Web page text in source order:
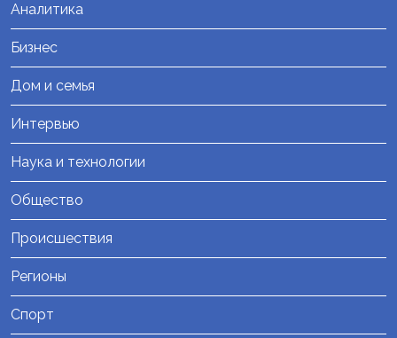
Аналитика
Бизнес
Дом и семья
Интервью
Наука и технологии
Общество
Происшествия
Регионы
Спорт